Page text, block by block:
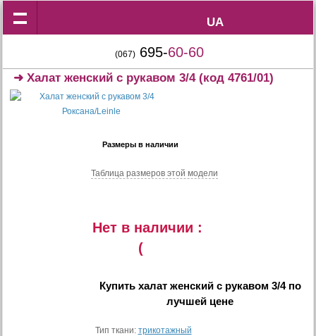
UA
UA
(067) 695-60-60
➜Халат женский с рукавом 3/4(код 4761/01)
Размеры в наличии
Таблица размеров этой модели
Нет в наличии :
(
Купить халат женский с рукавом 3/4по
лучшей цене
Тип ткани: трикотажный